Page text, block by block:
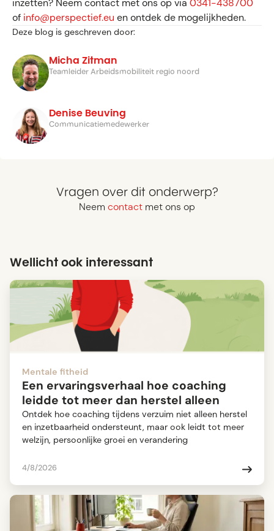
inzetten? Neem contact met ons op via 0341-438700
of info@perspectief.eu en ontdek de mogelijkheden.
Deze blog is geschreven door:
Micha Zitman
Teamleider Arbeidsmobiliteit regio noord
Denise Beuving
Communicatiemedewerker
Vragen over dit onderwerp?
Neem contact met ons op
Wellicht ook interessant
Mentale fitheid
Een ervaringsverhaal hoe coaching
leidde tot meer dan herstel alleen
Ontdek hoe coaching tijdens verzuim niet alleen herstel
en inzetbaarheid ondersteunt, maar ook leidt tot meer
welzijn, persoonlijke groei en verandering
4/8/2026